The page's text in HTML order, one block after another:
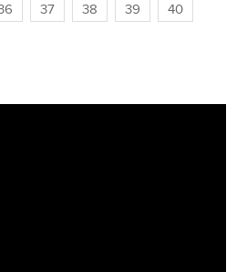
37 38 39
40